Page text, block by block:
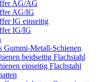
AG/AG
AG/IG
IG einseitig
IG/IG
Gummi-Metall-Schienen
beidseitig Flachstahl
einseitig Flachstahl